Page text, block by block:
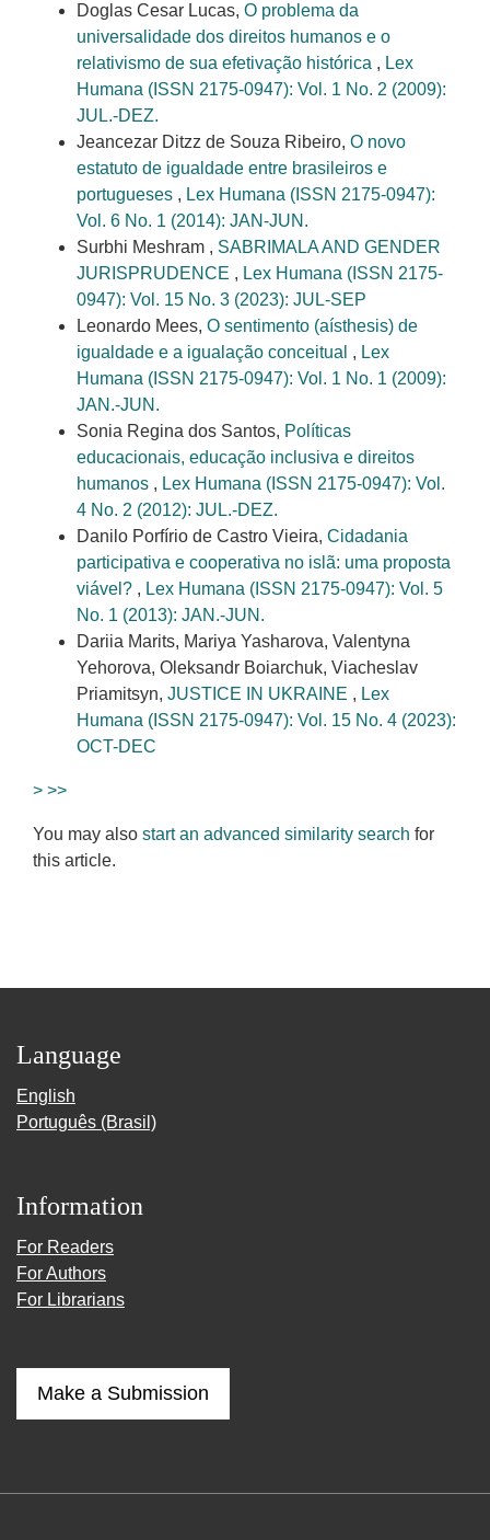
Doglas Cesar Lucas, O problema da
universalidade dos direitos humanos e o
relativismo de sua efetivação histórica , Lex
Humana (ISSN 2175-0947): Vol. 1 No. 2 (2009):
JUL.-DEZ.
Jeancezar Ditzz de Souza Ribeiro, O novo
estatuto de igualdade entre brasileiros e
portugueses , Lex Humana (ISSN 2175-0947):
Vol. 6 No. 1 (2014): JAN-JUN.
Surbhi Meshram , SABRIMALA AND GENDER
JURISPRUDENCE , Lex Humana (ISSN 2175-
0947): Vol. 15 No. 3 (2023): JUL-SEP
Leonardo Mees, O sentimento (aísthesis) de
igualdade e a igualação conceitual , Lex
Humana (ISSN 2175-0947): Vol. 1 No. 1 (2009):
JAN.-JUN.
Sonia Regina dos Santos, Políticas
educacionais, educação inclusiva e direitos
humanos , Lex Humana (ISSN 2175-0947): Vol.
4 No. 2 (2012): JUL.-DEZ.
Danilo Porfírio de Castro Vieira, Cidadania
participativa e cooperativa no islã: uma proposta
viável? , Lex Humana (ISSN 2175-0947): Vol. 5
No. 1 (2013): JAN.-JUN.
Dariia Marits, Mariya Yasharova, Valentyna
Yehorova, Oleksandr Boiarchuk, Viacheslav
Priamitsyn, JUSTICE IN UKRAINE , Lex
Humana (ISSN 2175-0947): Vol. 15 No. 4 (2023):
OCT-DEC
> >>
You may also start an advanced similarity search for
this article.
Language
English
Português (Brasil)
Information
For Readers
For Authors
For Librarians
Make a Submission